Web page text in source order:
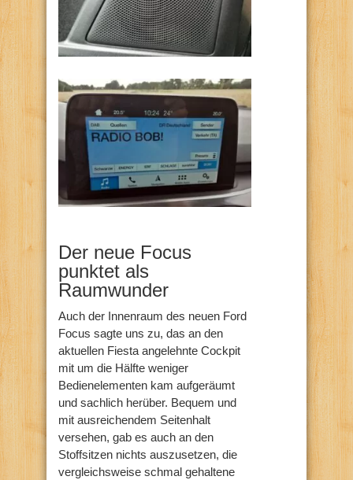
Der neue Focus
punktet als
Raumwunder
Auch der Innenraum des neuen Ford
Focus sagte uns zu, das an den
aktuellen Fiesta angelehnte Cockpit
mit um die Hälfte weniger
Bedienelementen kam aufgeräumt
und sachlich herüber. Bequem und
mit ausreichendem Seitenhalt
versehen, gab es auch an den
Stoffsitzen nichts auszusetzen, die
vergleichsweise schmal gehaltene